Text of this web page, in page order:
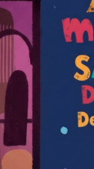
sopar
de 15 € i
la vostra
o fins a